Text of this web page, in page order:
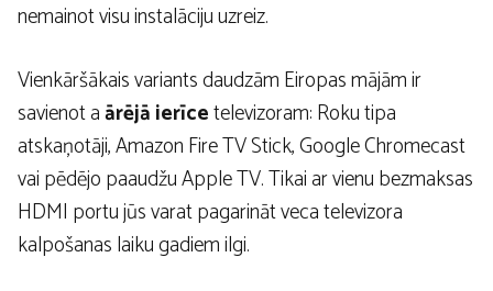
nemainot visu instalāciju uzreiz.
Vienkāršākais variants daudzām Eiropas mājām ir
savienot aārējā ierīcetelevizoram: Roku tipa
atskaņotāji, Amazon Fire TV Stick, Google Chromecast
vai pēdējo paaudžu Apple TV. Tikai ar vienu bezmaksas
HDMI portu jūs varat pagarināt veca televizora
kalpošanas laiku gadiem ilgi.